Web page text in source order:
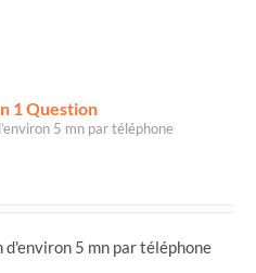
1 Question
5 mn par téléphone
5 mn par téléphone